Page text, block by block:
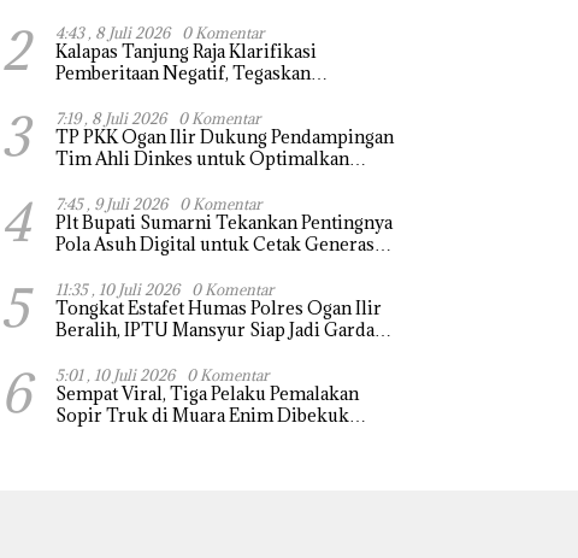
2 4:43 , 8 Juli 2026 0 Komentar
Kalapas Tanjung Raja Klarifikasi
Pemberitaan Negatif, Tegaskan
Lapas
3 7:19 , 8 Juli 2026 0 Komentar
TP PKK Ogan Ilir Dukung Pendampingan
Tim Ahli Dinkes untuk Optimalkan
4 7:45 , 9 Juli 2026 0 Komentar
Plt Bupati Sumarni Tekankan Pentingnya
Pola Asuh Digital untuk Cetak Generasi
5 11:35 , 10 Juli 2026 0 Komentar
Tongkat Estafet Humas Polres Ogan Ilir
Beralih, IPTU Mansyur Siap Jadi Garda
6 5:01 , 10 Juli 2026 0 Komentar
Sempat Viral, Tiga Pelaku Pemalakan
Sopir Truk di Muara Enim Dibekuk